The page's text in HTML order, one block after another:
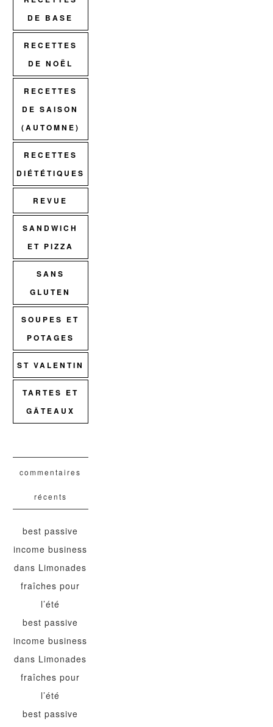
DE BASE
RECETTES
DE NOËL
RECETTES
DE SAISON
(AUTOMNE)
RECETTES
DIÉTÉTIQUES
REVUE
SANDWICH
ET PIZZA
SANS
GLUTEN
SOUPES ET
POTAGES
ST VALENTIN
TARTES ET
GÂTEAUX
commentaires
récents
best passive
income business
dans Limonades
fraîches pour
l’été
best passive
income business
dans Limonades
fraîches pour
l’été
best passive